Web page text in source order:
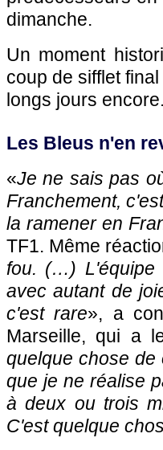
dimanche.
Un moment
coup de sifflet
longs jours
Les Bleus n'en
«Je ne sais pas
Franchement,
la ramener en
TF1. Même
fou. (…) L'équipe
avec autant de
c'est rare», a
Marseille, qui a
quelque chose
que je ne réalise
à deux ou trois
C'est quelque